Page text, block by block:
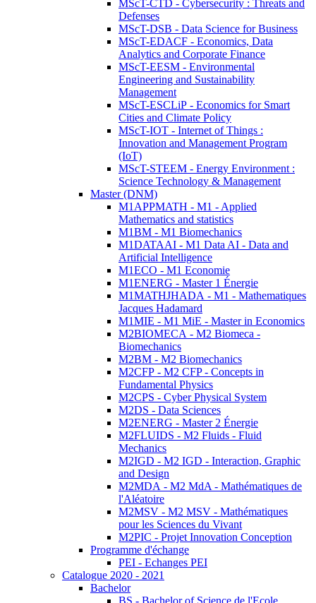
MScT-CTD - Cybersecurity : Threats and
Defenses
MScT-DSB - Data Science for Business
MScT-EDACF - Economics, Data
Analytics and Corporate Finance
MScT-EESM - Environmental
Engineering and Sustainability
Management
MScT-ESCLiP - Economics for Smart
Cities and Climate Policy
MScT-IOT - Internet of Things :
Innovation and Management Program
(IoT)
MScT-STEEM - Energy Environment :
Science Technology & Management
Master (DNM)
M1APPMATH - M1 - Applied
Mathematics and statistics
M1BM - M1 Biomechanics
M1DATAAI - M1 Data AI - Data and
Artificial Intelligence
M1ECO - M1 Economie
M1ENERG - Master 1 Énergie
M1MATHJHADA - M1 - Mathematiques
Jacques Hadamard
M1MIE - M1 MiE - Master in Economics
M2BIOMECA - M2 Biomeca -
Biomechanics
M2BM - M2 Biomechanics
M2CFP - M2 CFP - Concepts in
Fundamental Physics
M2CPS - Cyber Physical System
M2DS - Data Sciences
M2ENERG - Master 2 Énergie
M2FLUIDS - M2 Fluids - Fluid
Mechanics
M2IGD - M2 IGD - Interaction, Graphic
and Design
M2MDA - M2 MdA - Mathématiques de
l'Aléatoire
M2MSV - M2 MSV - Mathématiques
pour les Sciences du Vivant
M2PIC - Projet Innovation Conception
Programme d'échange
PEI - Echanges PEI
Catalogue 2020 - 2021
Bachelor
BS - Bachelor of Science de l'Ecole